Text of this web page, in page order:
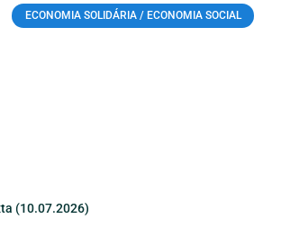
ECONOMIA SOLIDÁRIA / ECONOMIA SOCIAL
(10.07.2026)